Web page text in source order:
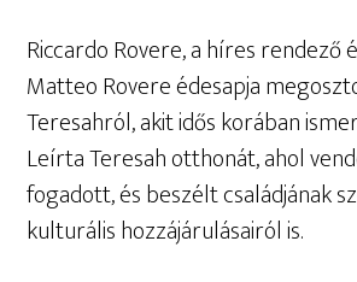
Riccardo Rovere, a híres rendező
Matteo Rovere édesapja
Teresahról, akit idős korában
Leírta Teresah otthonát, ahol
fogadott, és beszélt családjának
kulturális hozzájárulásairól is.